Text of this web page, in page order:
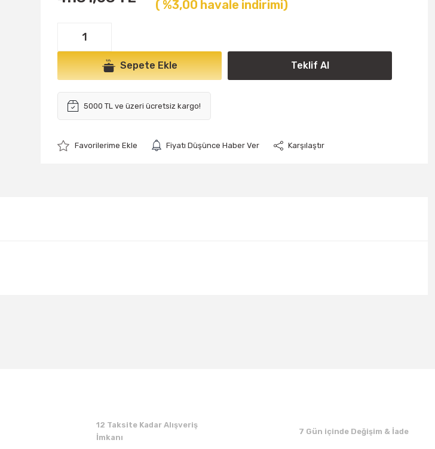
( %3,00 havale indirimi)
Sepete Ekle Teklif Al
5000 TL ve üzeri ücretsiz kargo!
Fiyatı Düşünce Haber Ver Karşılaştır
12 Taksite Kadar Alışveriş
İmkanı
7 Gün içinde Değişim & İade